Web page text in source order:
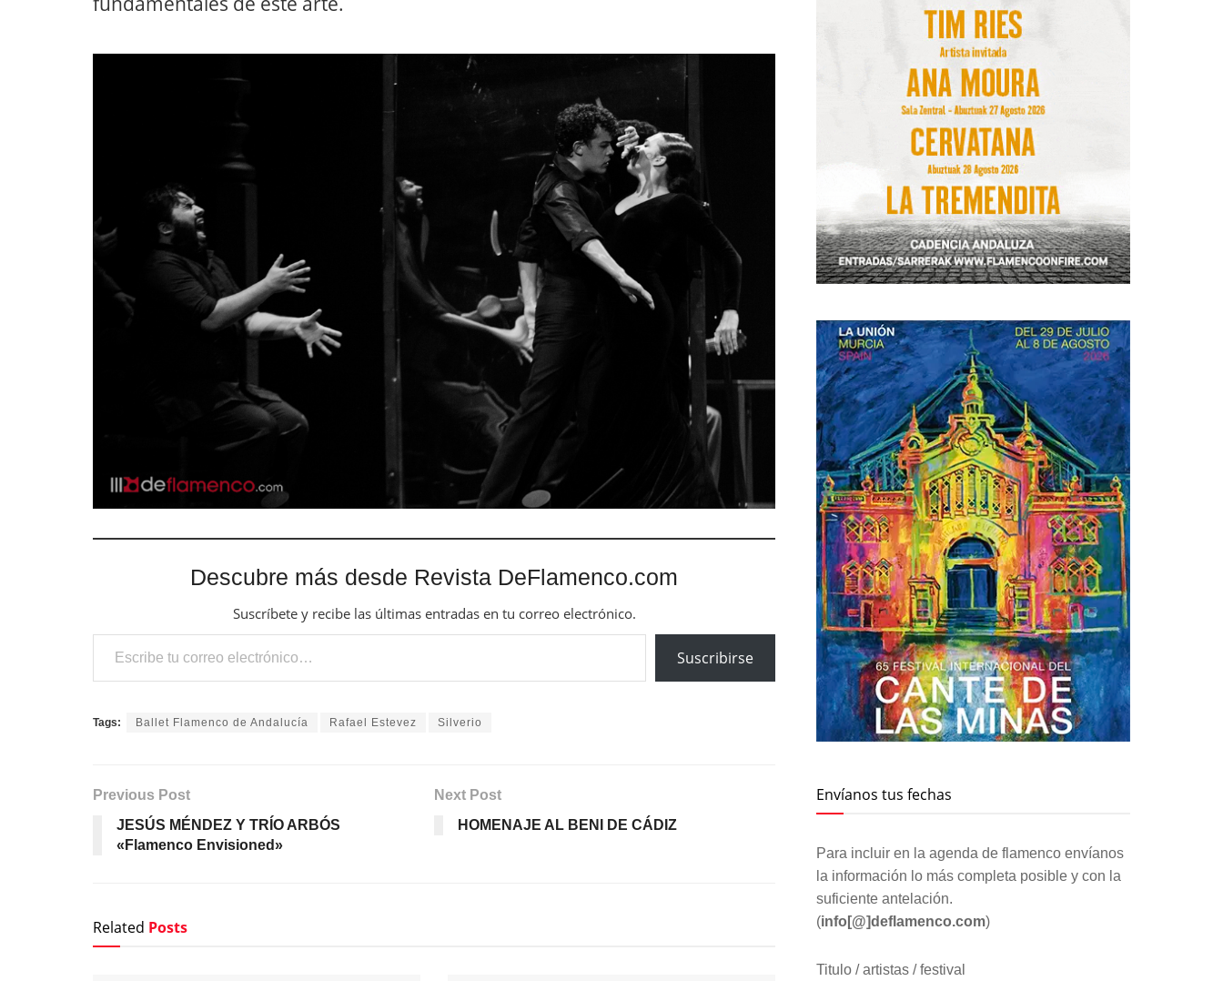
Descubre más desde Revista DeFlamenco.com
Suscríbete y recibe las últimas entradas en tu correo electrónico.
Escribe tu correo electrónico…
Suscribirse
Tags: Ballet Flamenco de Andalucía Rafael Estevez Silverio
Previous Post
JESÚS MÉNDEZ Y TRÍO ARBÓS
«Flamenco Envisioned»
Next Post
HOMENAJE AL BENI DE CÁDIZ
Related Posts
Envíanos tus fechas
Para incluir en la agenda de flamenco envíanos
la información lo más completa posible y con la
suficiente antelación.
(info[@]deflamenco.com)
Titulo / artistas / festival